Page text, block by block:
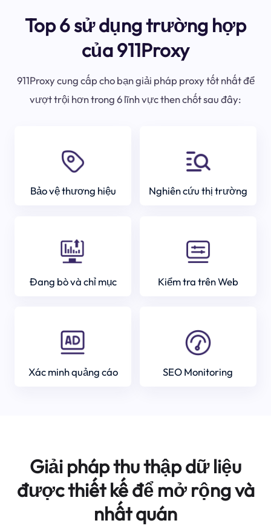
Top 6 sử dụng trường hợp
của 911Proxy
911Proxy cung cấp cho bạn giải pháp proxy tốt nhất để
vượt trội hơn trong 6 lĩnh vực then chốt sau đây:
Bảo vệ thương hiệu Nghiên cứu thị trường
Đang bò và chỉ mục Kiểm tra trên Web
Xác minh quảng cáo SEO Monitoring
Giải pháp thu thập dữ liệu
được thiết kế để mở rộng và
nhất quán